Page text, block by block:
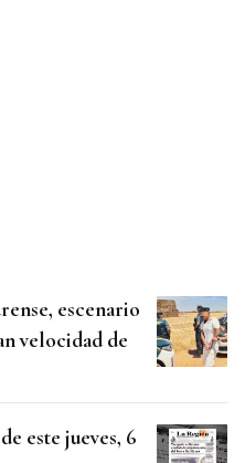
escenario
velocidad de
este jueves, 6